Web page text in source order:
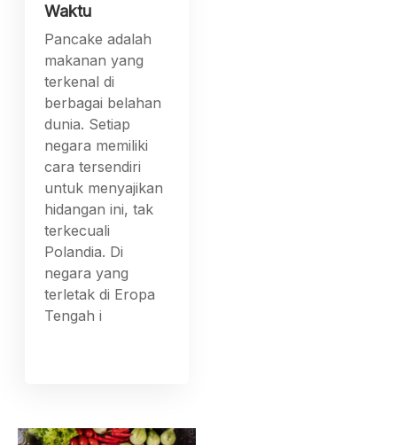
Waktu
Pancake adalah
makanan yang
terkenal di
berbagai belahan
dunia. Setiap
negara memiliki
cara tersendiri
untuk menyajikan
hidangan ini, tak
terkecuali
Polandia. Di
negara yang
terletak di Eropa
Tengah i